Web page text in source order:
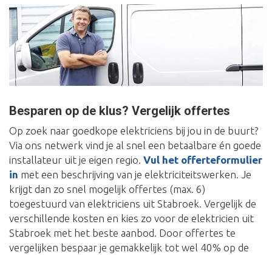
Besparen op de klus? Vergelijk offertes
Op zoek naar goedkope elektriciens bij jou in de buurt?
Via ons netwerk vind je al snel een betaalbare én goede
installateur uit je eigen regio. Vul het offerteformulier
in met een beschrijving van je elektriciteitswerken. Je
krijgt dan zo snel mogelijk offertes (max. 6)
toegestuurd van elektriciens uit Stabroek. Vergelijk de
verschillende kosten en kies zo voor de elektricien uit
Stabroek met het beste aanbod. Door offertes te
vergelijken bespaar je gemakkelijk tot wel 40% op de